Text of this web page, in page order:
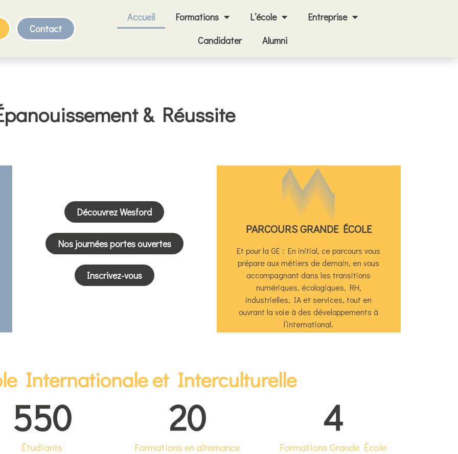
Contact
Accueil Formations L’école
Entreprise
Candidater
Alumni
& Réussite
Découvrez Wesford
Nos journées portes ouvertes
Inscrivez-vous
PARCOURS GRANDE ÉCOLE
Et pour la GE : En initial, ce parcours vous
prépare aux métiers de demain, en vous
accompagnant dans les transitions
numériques, écologiques, RH,
industrielles, IA et services, tout en
ouvrant la voie à des développements à
l’international.
2 Bachelor, 2 MBA
Retrouvez toutes nos formations :
Cliquez ici
Internationale et Interculturelle
550
Étudiants
20
Formations en alternance
4
Formations Grande École